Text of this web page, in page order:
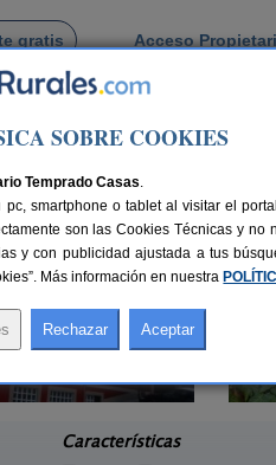
gratis Acceso
Herbón
Características
SOBRE COOKIES
Temprado Casas.
smartphone o tablet al visitar el
son las Cookies Técnicas y no
y con publicidad ajustada a tus
Más información en nuestra